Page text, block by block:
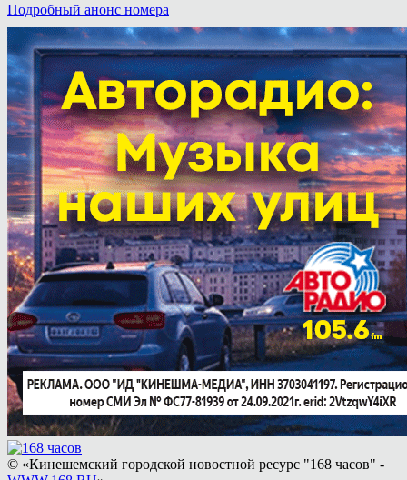
Подробный анонс номера
© «Кинешемский городской новостной ресурс "168 часов" -